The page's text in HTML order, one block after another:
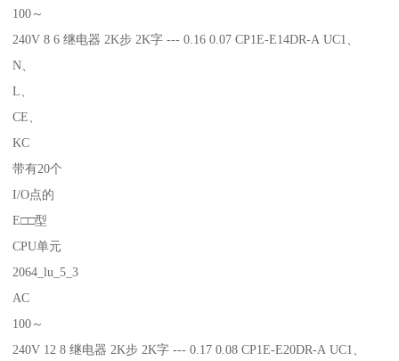
100～
240V 8 6 继电器 2K步 2K字 --- 0.16 0.07 CP1E-E14DR-A UC1、
N、
L、
CE、
KC
带有20个
I/O点的
E□□型
CPU单元
2064_lu_5_3
AC
100～
240V 12 8 继电器 2K步 2K字 --- 0.17 0.08 CP1E-E20DR-A UC1、